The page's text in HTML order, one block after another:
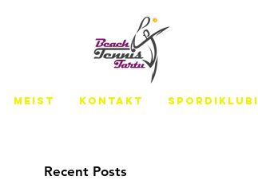
MEIST KONTAKT SPORDIKLUBI
Recent Posts